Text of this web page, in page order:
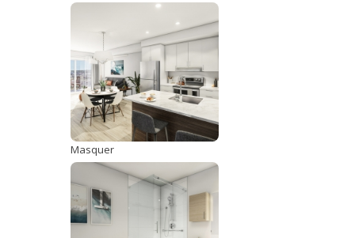
Masquer